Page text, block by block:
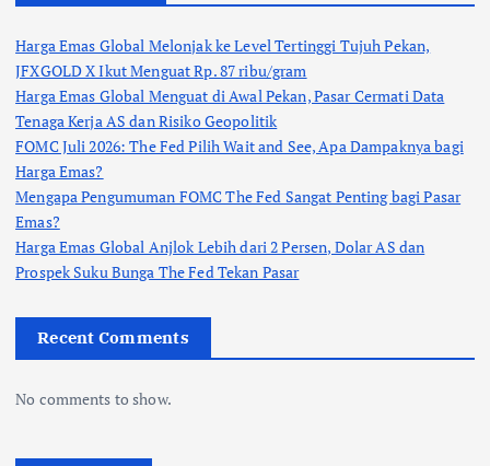
Harga Emas Global Melonjak ke Level Tertinggi Tujuh Pekan,
JFXGOLD X Ikut Menguat Rp. 87 ribu/gram
Harga Emas Global Menguat di Awal Pekan, Pasar Cermati Data
Tenaga Kerja AS dan Risiko Geopolitik
FOMC Juli 2026: The Fed Pilih Wait and See, Apa Dampaknya bagi
Harga Emas?
Mengapa Pengumuman FOMC The Fed Sangat Penting bagi Pasar
Emas?
Harga Emas Global Anjlok Lebih dari 2 Persen, Dolar AS dan
Prospek Suku Bunga The Fed Tekan Pasar
Recent Comments
No comments to show.